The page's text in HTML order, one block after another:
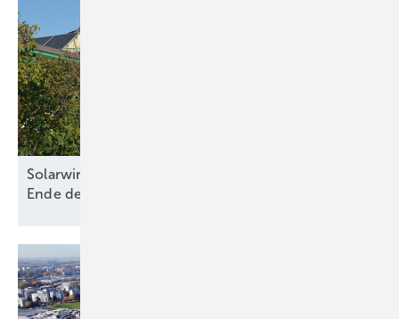
Solarwirtschaft und Bürgerenergie warnen vor
Ende der dezentralen